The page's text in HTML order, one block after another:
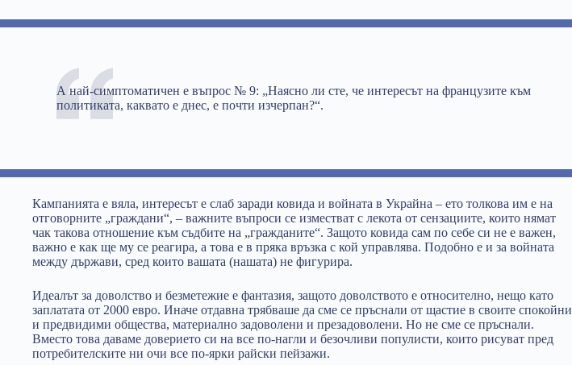
А най-симптоматичен е въпрос № 9: „Наясно ли сте, че интересът на французите към
политиката, каквато е днес, е почти изчерпан?“.
Кампанията е вяла, интересът е слаб заради ковида и войната в Украйна – ето толкова им е на
отговорните „граждани“, – важните въпроси се изместват с лекота от сензациите, които нямат
чак такова отношение към съдбите на „гражданите“. Защото ковида сам по себе си не е важен,
важно е как ще му се реагира, а това е в пряка връзка с кой управлява. Подобно е и за войната
между държави, сред които вашата (нашата) не фигурира.
Идеалът за доволство и безметежие е фантазия, защото доволството е относително, нещо като
заплатата от 2000 евро. Иначе отдавна трябваше да сме се пръснали от щастие в своите спокойни
и предвидими общества, материално задоволени и презадоволени. Но не сме се пръснали.
Вместо това даваме доверието си на все по-нагли и безочливи популисти, които рисуват пред
потребителските ни очи все по-ярки райски пейзажи.